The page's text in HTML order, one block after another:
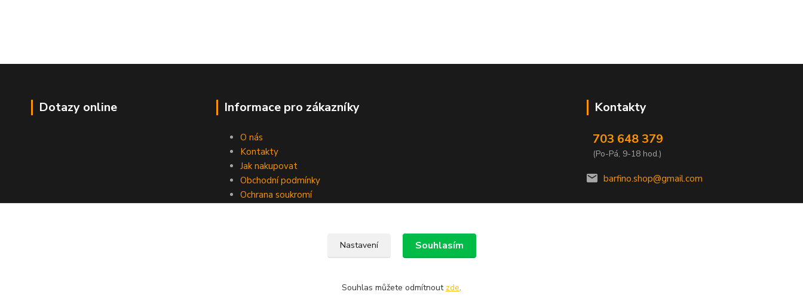
Dotazy online Informace pro zákazníky
O nás
Kontakty
Jak nakupovat
Obchodní podmínky
Ochrana soukromí
Kontakty
703 648 379
(Po-Pá, 9-18 hod.)
barfino.shop@gmail.com
Nastavení Souhlasím
Souhlas můžete odmítnout zde.